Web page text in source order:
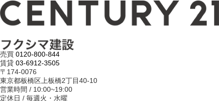
売買 0120-800-844
賃貸 03-6912-3505
〒174-0076
東京都板橋区上板橋2丁目40-10
営業時間 / 10:00~19:00
定休日 / 毎週火・水曜